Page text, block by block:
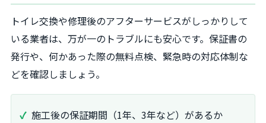
トイレ交換や修理後のアフターサービスがしっかりして
いる業者は、万が一のトラブルにも安心です。保証書の
発行や、何かあった際の無料点検、緊急時の対応体制な
どを確認しましょう。
施工後の保証期間（1年、3年など）があるか